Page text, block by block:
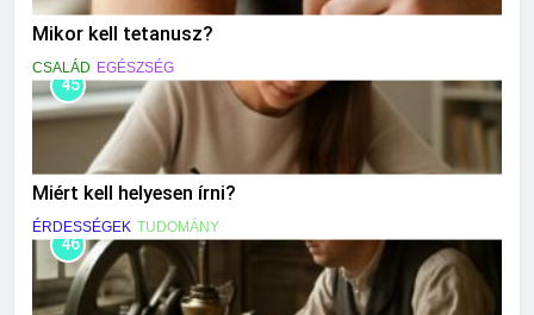
Mikor kell tetanusz?
CSALÁD EGÉSZSÉG
45
Miért kell helyesen írni?
ÉRDESSÉGEK TUDOMÁNY
46